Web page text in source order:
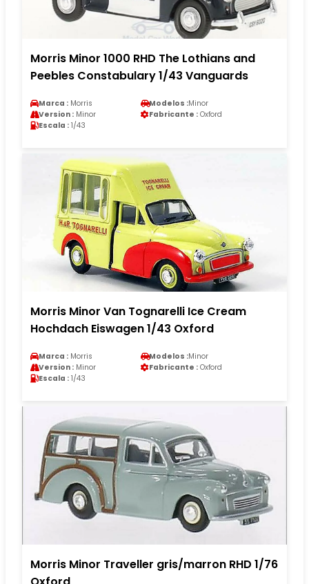
Morris Minor 1000 RHD The Lothians and
Peebles Constabulary 1/43 Vanguards
Marca : Morris Modelos :Minor
Version : Minor Fabricante : Oxford
Escala : 1/43
Morris Minor Van Tognarelli Ice Cream
Hochdach Eiswagen 1/43 Oxford
Marca : Morris Modelos :Minor
Version : Minor Fabricante : Oxford
Escala : 1/43
Morris Minor Traveller gris/marron RHD 1/76